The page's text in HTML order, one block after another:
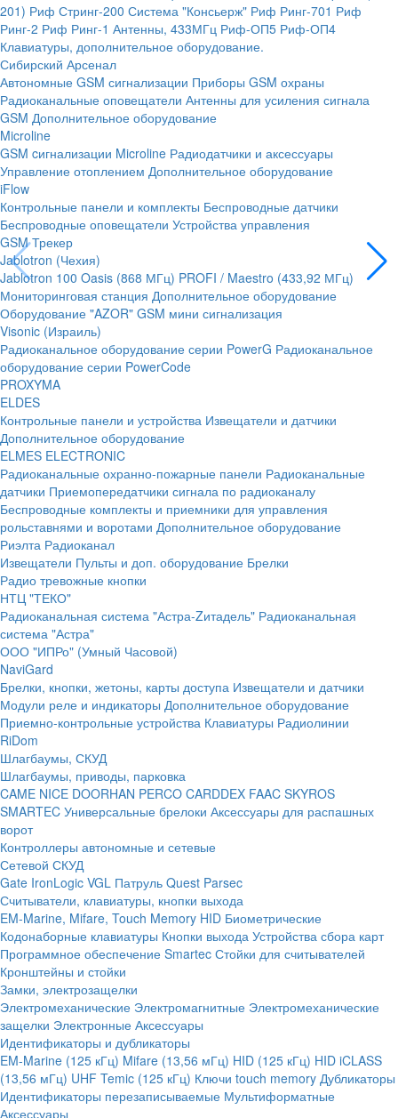
201) Риф Стринг-200 Система "Консьерж" Риф Ринг-701 Риф
Ринг-2 Риф Ринг-1 Антенны, 433МГц Риф-ОП5 Риф-ОП4
Клавиатуры, дополнительное оборудование.
Сибирский Арсенал
Автономные GSM сигнализации Приборы GSM охраны
Радиоканальные оповещатели Антенны для усиления сигнала
GSM Дополнительное оборудование
Microline
GSM cигнализации Microline Радиодатчики и аксессуары
Управление отоплением Дополнительное оборудование
iFlow
Контрольные панели и комплекты Беспроводные датчики
Беспроводные оповещатели Устройства управления
GSM Трекер
Jablotron (Чехия)
Jablotron 100 Oasis (868 МГц) PROFI / Maestro (433,92 МГц)
Мониторинговая станция Дополнительное оборудование
Оборудование "AZOR" GSM мини сигнализация
Visonic (Израиль)
Радиоканальное оборудование серии PowerG Радиоканальное
оборудование серии PowerCode
PROXYMA
ELDES
Контрольные панели и устройства Извещатели и датчики
Дополнительное оборудование
ELMES ELECTRONIC
Радиоканальные охранно-пожарные панели Радиоканальные
датчики Приемопередатчики сигнала по радиоканалу
Беспроводные комплекты и приемники для управления
рольставнями и воротами Дополнительное оборудование
Риэлта Радиоканал
Извещатели Пульты и доп. оборудование Брелки
Радио тревожные кнопки
НТЦ "ТЕКО"
Радиоканальная система "Астра-Zитадель" Радиоканальная
система "Астра"
ООО "ИПРо" (Умный Часовой)
NaviGard
Брелки, кнопки, жетоны, карты доступа Извещатели и датчики
Модули реле и индикаторы Дополнительное оборудование
Приемно-контрольные устройства Клавиатуры Радиолинии
RiDom
Шлагбаумы, СКУД
Шлагбаумы, приводы, парковка
CAME NICE DOORHAN PERCO CARDDEX FAAC SKYROS
SMARTEC Универсальные брелоки Аксессуары для распашных
ворот
Контроллеры автономные и сетевые
Сетевой СКУД
Gate IronLogic VGL Патруль Quest Parsec
Считыватели, клавиатуры, кнопки выхода
EM-Marine, Mifare, Touch Memory HID Биометрические
Кодонаборные клавиатуры Кнопки выхода Устройства сбора карт
Программное обеспечение Smartec Стойки для считывателей
Кронштейны и стойки
Замки, электрозащелки
Электромеханические Электромагнитные Электромеханические
защелки Электронные Аксессуары
Идентификаторы и дубликаторы
EM-Marine (125 кГц) Mifare (13,56 мГц) HID (125 кГц) HID iCLASS
(13,56 мГц) UHF Temic (125 кГц) Ключи touch memory Дубликаторы
Идентификаторы перезаписываемые Мультиформатные
Аксессуары